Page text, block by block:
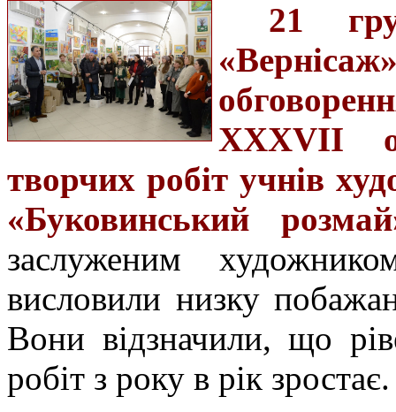
21
ХХХVІІ
творчих робіт учнів
«Буковинський
заслуженим
висловили низку
Вони відзначили, що
робіт з року в рік зростає.